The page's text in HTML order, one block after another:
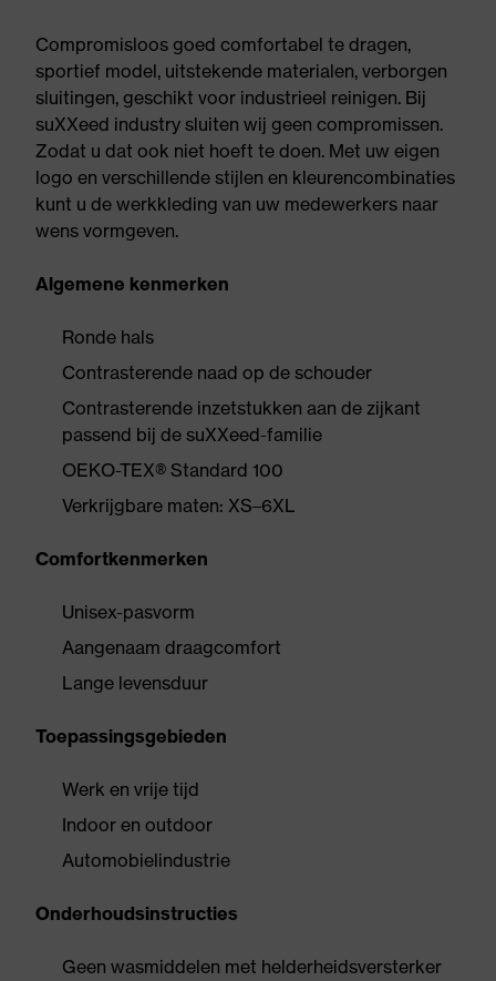
Compromisloos goed comfortabel te dragen,
sportief model, uitstekende materialen, verborgen
sluitingen, geschikt voor industrieel reinigen. Bij
suXXeed industry sluiten wij geen compromissen.
Zodat u dat ook niet hoeft te doen. Met uw eigen
logo en verschillende stijlen en kleurencombinaties
kunt u de werkkleding van uw medewerkers naar
wens vormgeven.
Algemene kenmerken
Ronde hals
Contrasterende naad op de schouder
Contrasterende inzetstukken aan de zijkant
passend bij de suXXeed-familie
OEKO-TEX® Standard 100
Verkrijgbare maten: XS–6XL
Comfortkenmerken
Unisex-pasvorm
Aangenaam draagcomfort
Lange levensduur
Toepassingsgebieden
Werk en vrije tijd
Indoor en outdoor
Automobielindustrie
Onderhoudsinstructies
Geen wasmiddelen met helderheidsversterker